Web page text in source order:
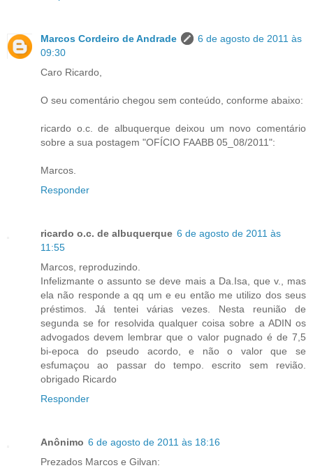
Marcos Cordeiro de Andrade
6 de agosto de 2011 às
09:30
Caro Ricardo,
O seu comentário chegou sem conteúdo, conforme abaixo:
ricardo o.c. de albuquerque deixou um novo comentário
sobre a sua postagem "OFÍCIO FAABB 05_08/2011":
Marcos.
Responder
ricardo o.c. de albuquerque 6 de agosto de 2011 às
11:55
Marcos, reproduzindo.
Infelizmante o assunto se deve mais a Da.Isa, que v., mas
ela não responde a qq um e eu então me utilizo dos seus
préstimos. Já tentei várias vezes. Nesta reunião de
segunda se for resolvida qualquer coisa sobre a ADIN os
advogados devem lembrar que o valor pugnado é de 7,5
bi-epoca do pseudo acordo, e não o valor que se
esfumaçou ao passar do tempo. escrito sem revião.
obrigado Ricardo
Responder
Anônimo 6 de agosto de 2011 às 18:16
Prezados Marcos e Gilvan: